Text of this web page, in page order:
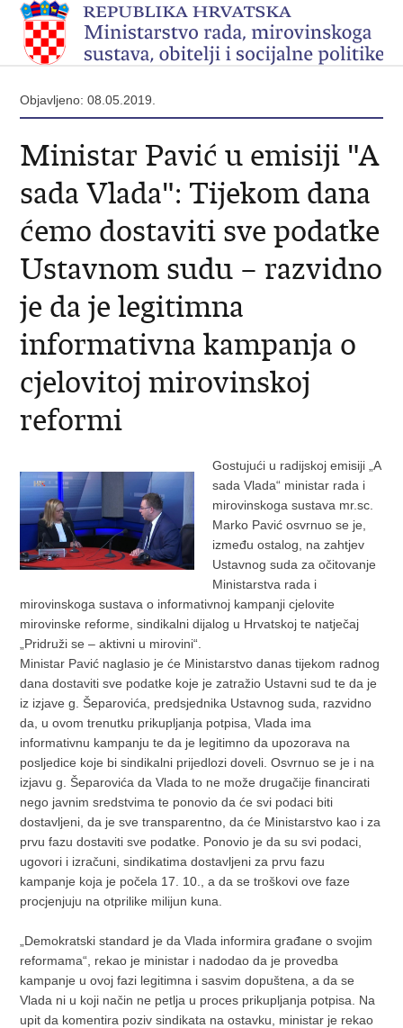
Objavljeno: 08.05.2019.
Ministar Pavić u emisiji "A
sada Vlada": Tijekom dana
ćemo dostaviti sve podatke
Ustavnom sudu – razvidno
je da je legitimna
informativna kampanja o
cjelovitoj mirovinskoj
reformi
Gostujući u radijskoj emisiji „A
sada Vlada“ ministar rada i
mirovinskoga sustava mr.sc.
Marko Pavić osvrnuo se je,
između ostalog, na zahtjev
Ustavnog suda za očitovanje
Ministarstva rada i
mirovinskoga sustava o informativnoj kampanji cjelovite
mirovinske reforme, sindikalni dijalog u Hrvatskoj te natječaj
„Pridruži se – aktivni u mirovini“.
Ministar Pavić naglasio je će Ministarstvo danas tijekom radnog
dana dostaviti sve podatke koje je zatražio Ustavni sud te da je
iz izjave g. Šeparovića, predsjednika Ustavnog suda, razvidno
da, u ovom trenutku prikupljanja potpisa, Vlada ima
informativnu kampanju te da je legitimno da upozorava na
posljedice koje bi sindikalni prijedlozi doveli. Osvrnuo se je i na
izjavu g. Šeparovića da Vlada to ne može drugačije financirati
nego javnim sredstvima te ponovio da će svi podaci biti
dostavljeni, da je sve transparentno, da će Ministarstvo kao i za
prvu fazu dostaviti sve podatke. Ponovio je da su svi podaci,
ugovori i izračuni, sindikatima dostavljeni za prvu fazu
kampanje koja je počela 17. 10., a da se troškovi ove faze
procjenjuju na otprilike milijun kuna.
„Demokratski standard je da Vlada informira građane o svojim
reformama“, rekao je ministar i nadodao da je provedba
kampanje u ovoj fazi legitimna i sasvim dopuštena, a da se
Vlada ni u koji način ne petlja u proces prikupljanja potpisa. Na
upit da komentira poziv sindikata na ostavku, ministar je rekao